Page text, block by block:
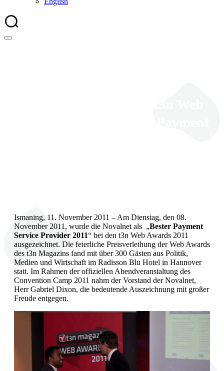
Ismaning, 11. November 2011 – Am Dienstag, den 08.
November 2011, wurde die Novalnet als „Bester Payment
Service Provider 2011“ bei den t3n Web Awards 2011
ausgezeichnet. Die feierliche Preisverleihung der Web Awards
des t3n Magazins fand mit über 300 Gästen aus Politik,
Medien und Wirtschaft im Radisson Blu Hotel in Hannover
statt. Im Rahmen der offiziellen Abendveranstaltung des
Convention Camp 2011 nahm der Vorstand der Novalnet,
Herr Gabriel Dixon, die bedeutende Auszeichnung mit großer
Freude entgegen.